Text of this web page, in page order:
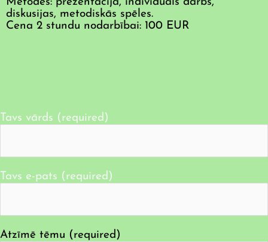
diskusijas, metodiskās spēles.
Cena 2 stundu nodarbībai: 100 EUR
Tavs vārds (required)
Tavs e-pats (required)
Atzīmē tēmu (required)